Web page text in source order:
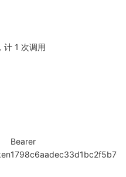
计 1 次调用
Bearer